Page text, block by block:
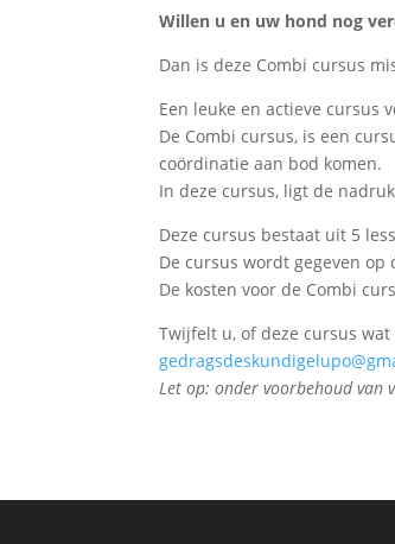
Willen u en uw hond nog
Dan is deze Combi cursus
Een leuke en actieve cursus
De Combi cursus, is een
coördinatie aan bod komen.
In deze cursus, ligt de
Deze cursus bestaat uit 5
De cursus wordt gegeven op
De kosten voor de Combi
Twijfelt u, of deze cursus
Let op: onder voorbehoud van